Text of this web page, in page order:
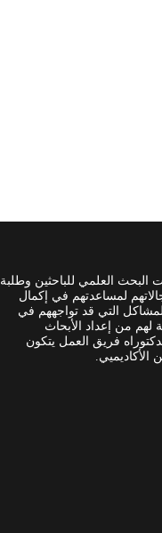
العلمي للباحثين وطلبة
لمساعدتهم في إكمال
التي قد تواجههم في
لهم من إعداد الأبحاث
فريق العمل يتكون